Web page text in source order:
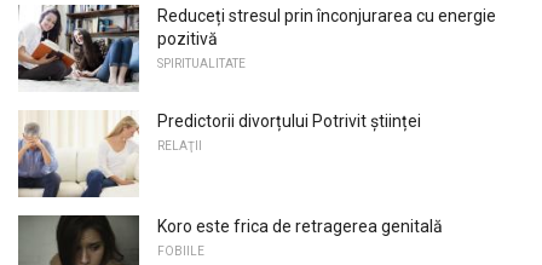
Reduceți stresul prin înconjurarea cu energie
pozitivă
SPIRITUALITATE
Predictorii divorțului Potrivit științei
RELAŢII
Koro este frica de retragerea genitală
FOBIILE